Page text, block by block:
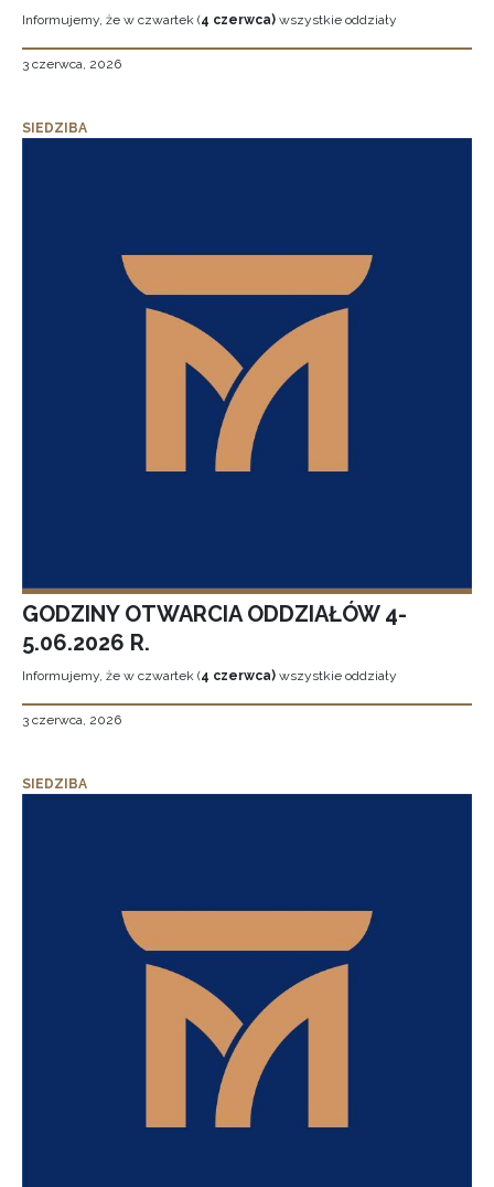
Informujemy, że w czwartek (4 czerwca) wszystkie oddziały
3 czerwca, 2026
SIEDZIBA
GODZINY OTWARCIA ODDZIAŁÓW 4-
5.06.2026 R.
Informujemy, że w czwartek (4 czerwca) wszystkie oddziały
3 czerwca, 2026
SIEDZIBA